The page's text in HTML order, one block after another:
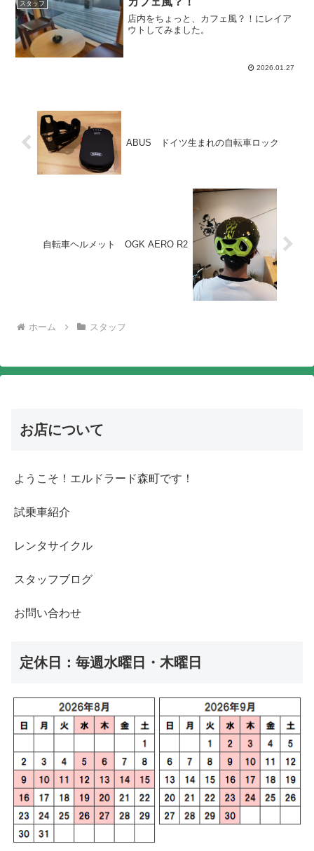
スタッフ
店内をちょっと、カフェ風？！にレイア
ウトしてみました。
2026.01.27
ABUS ドイツ生まれの自転車ロック
自転車ヘルメット OGK AERO R2
ホーム スタッフ
お店について
ようこそ！エルドラード森町です！
試乗車紹介
レンタサイクル
スタッフブログ
お問い合わせ
定休日：毎週水曜日・木曜日